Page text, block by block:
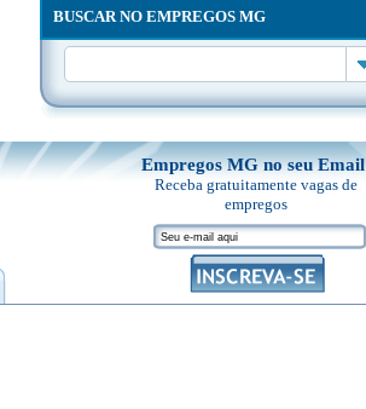
BUSCAR NO EMPREGOS MG
Empregos MG no seu Email
Receba gratuitamente vagas de
empregos